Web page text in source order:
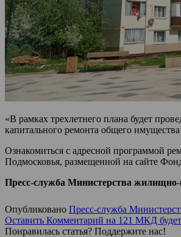
«В рамках трехлетнего плана будет
капитального ремонта общего
Ознакомиться с адресной программой
Подмосковья, размещенной на сайте
Пресс-служба Министерства жилищно-
Опубликовано Пресс-служба
Оставить Комментарий на 121 МКД
Понравилась статья? Поддержите нас!